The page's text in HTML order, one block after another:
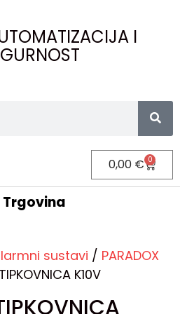
I
0,00 € 0
Trgovina
sustavi / PARADOX
K10V